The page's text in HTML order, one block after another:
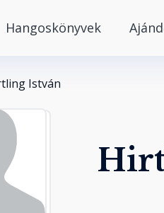
Hangoskönyvek
István